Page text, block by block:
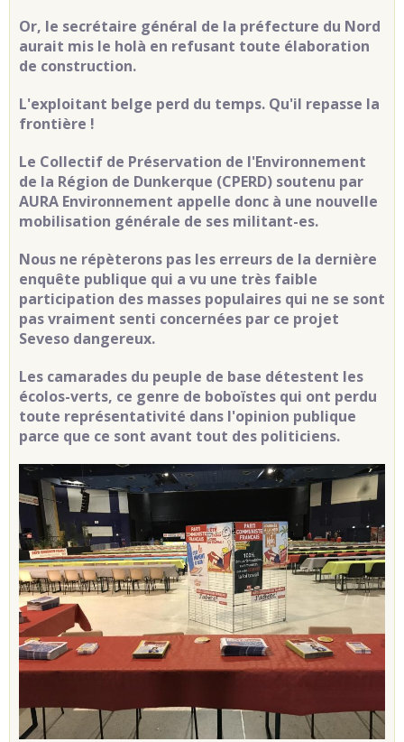
Or, le secrétaire général de la préfecture du Nord
aurait mis le holà en refusant toute élaboration
de construction.
L'exploitant belge perd du temps. Qu'il repasse la
frontière !
Le Collectif de Préservation de l'Environnement
de la Région de Dunkerque (CPERD) soutenu par
AURA Environnement appelle donc à une nouvelle
mobilisation générale de ses militant-es.
Nous ne répèterons pas les erreurs de la dernière
enquête publique qui a vu une très faible
participation des masses populaires qui ne se sont
pas vraiment senti concernées par ce projet
Seveso dangereux.
Les camarades du peuple de base détestent les
écolos-verts, ce genre de boboïstes qui ont perdu
toute représentativité dans l'opinion publique
parce que ce sont avant tout des politiciens.